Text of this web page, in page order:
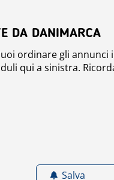
DA DANIMARCA
ordinare gli annunci
qui a sinistra.
Salva